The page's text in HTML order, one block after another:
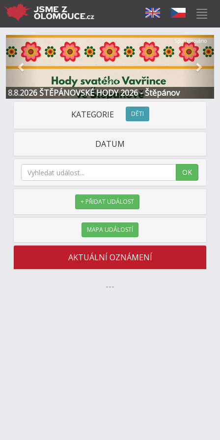
8.8.2026 ŠTĚPÁNOVSKÉ HODY 2026 - Štěpánov
Předchozí Další
Sponzorováno
KATEGORIE DĚTI
DATUM
OK
+ PŘIDAT UDÁLOST
MAPA UDÁLOSTÍ
AKTUÁLNÍ OZNÁMENÍ
---